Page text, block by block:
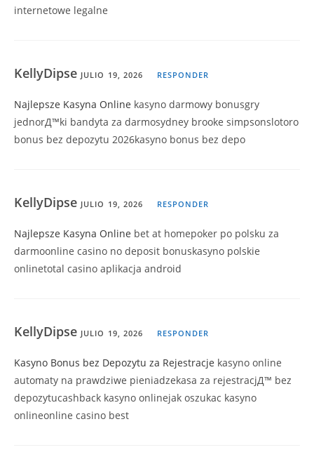
internetowe legalne
KellyDipse JULIO 19, 2026 RESPONDER
Najlepsze Kasyna Online kasyno darmowy bonusgry
jednorД™ki bandyta za darmosydney brooke simpsonslotoro
bonus bez depozytu 2026kasyno bonus bez depo
KellyDipse JULIO 19, 2026 RESPONDER
Najlepsze Kasyna Online bet at homepoker po polsku za
darmoonline casino no deposit bonuskasyno polskie
onlinetotal casino aplikacja android
KellyDipse JULIO 19, 2026 RESPONDER
Kasyno Bonus bez Depozytu za Rejestracje kasyno online
automaty na prawdziwe pieniadzekasa za rejestracjД™ bez
depozytucashback kasyno onlinejak oszukac kasyno
onlineonline casino best